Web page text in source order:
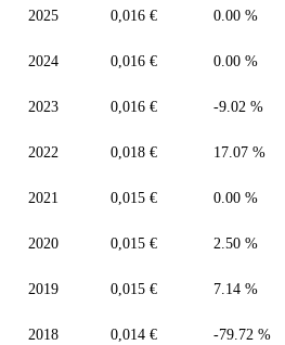
2025 0,016 € 0.00 %
2024 0,016 € 0.00 %
2023 0,016 € -9.02 %
2022 0,018 € 17.07 %
2021 0,015 € 0.00 %
2020 0,015 € 2.50 %
2019 0,015 € 7.14 %
2018 0,014 € -79.72 %